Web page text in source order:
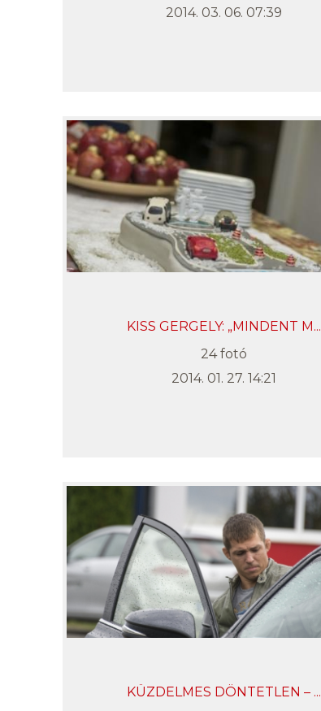
2014. 03. 06. 07:39
KISS GERGELY: „MINDENT M...
24 fotó
2014. 01. 27. 14:21
KÜZDELMES DÖNTETLEN – ...